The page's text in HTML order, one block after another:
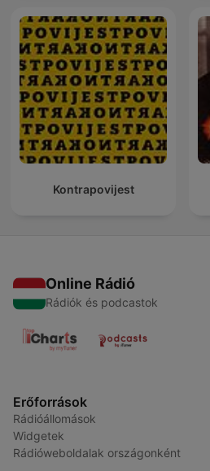
Kontrapovijest
Online Rádió
Rádiók és podcastok
Erőforrások
Rádióállomások
Widgetek
Rádióweboldalak országonként